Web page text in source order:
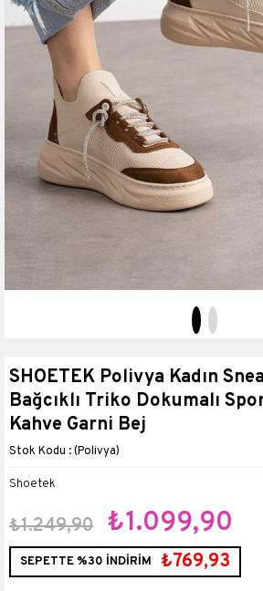
SHOETEK Polivya Kadın
Bağcıklı Triko Dokumalı
Kahve Garni Bej
(Polivya)
Shoetek
₺1.249,90 ₺1.099,90
SEPETTE %30 İNDİRİM ₺769,93